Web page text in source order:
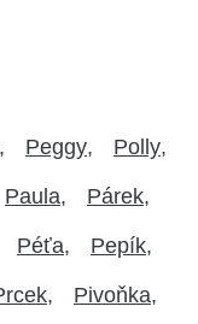
Peggy Polly
Paula Párek
Péťa Pepík
Pivoňka